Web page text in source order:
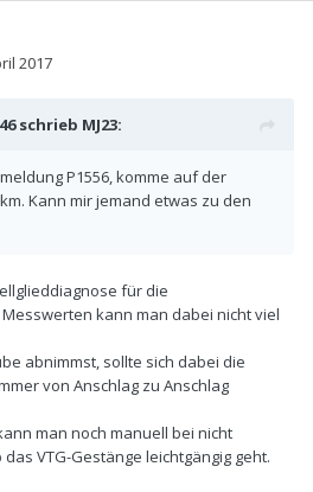
2017
schrieb MJ23:
P1556, komme auf der
Kann mir jemand etwas zu den
für die
kann man dabei nicht viel
abnimmst, sollte sich dabei die
von Anschlag zu Anschlag
man noch manuell bei nicht
VTG-Gestänge leichtgängig geht.